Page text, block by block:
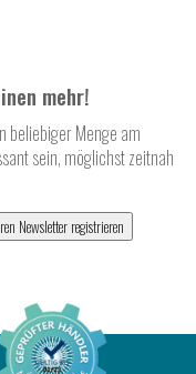
mehr!
beliebiger Menge am
sein, möglichst zeitnah
Newsletter registrieren